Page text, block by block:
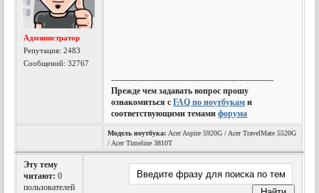
Администратор
Репутация:2483
Сообщений: 32767
---------------------------------------------------------
Прежде чем задавать вопрос прошу
ознакомиться сFAQ по ноутбукам и
соответствующими темамифорума
Модель ноутбука: Acer Aspire 5920G / Acer TravelMate 5520G
/ Acer Timeline 3810T
Эту тему
читают: 0
пользователей